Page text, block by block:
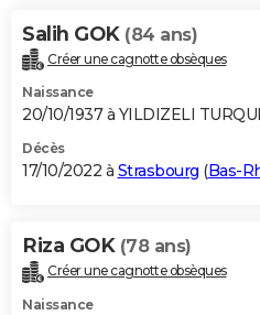
Salih GOK (84 ans)
Créer une cagnotte obsèques
Naissance
20/10/1937 à YILDIZELI
Décès
17/10/2022 à Strasbourg (Bas-
Riza GOK (78 ans)
Créer une cagnotte obsèques
Naissance